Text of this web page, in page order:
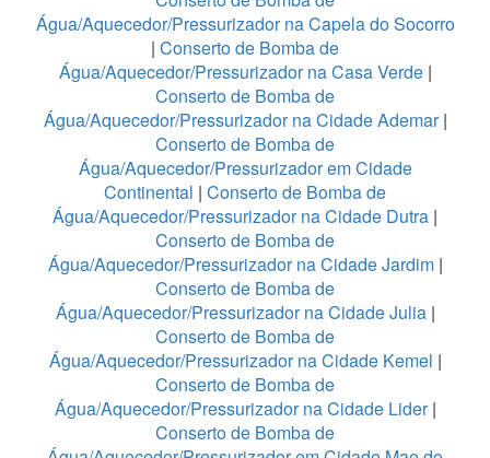
Água/Aquecedor/Pressurizador na Capela do Socorro
| Conserto de Bomba de
Água/Aquecedor/Pressurizador na Casa Verde|
Conserto de Bomba de
Água/Aquecedor/Pressurizador na Cidade Ademar|
Conserto de Bomba de
Água/Aquecedor/Pressurizador em Cidade
Continental | Conserto de Bomba de
Água/Aquecedor/Pressurizador na Cidade Dutra |
Conserto de Bomba de
Água/Aquecedor/Pressurizador na Cidade Jardim|
Conserto de Bomba de
Água/Aquecedor/Pressurizador na Cidade Julia |
Conserto de Bomba de
Água/Aquecedor/Pressurizador na Cidade Kemel |
Conserto de Bomba de
Água/Aquecedor/Pressurizador na Cidade Lider|
Conserto de Bomba de